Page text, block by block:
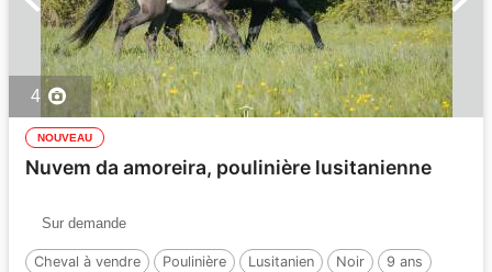
4
NOUVEAU
Nuvem da amoreira, poulinière lusitanienne
Sur demande
Cheval à vendre Poulinière Lusitanien Noir
9 ans